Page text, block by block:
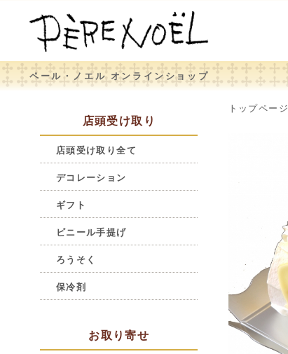
ペール・ノエル オンラインショップ
店頭受け取り
店頭受け取り全て
デコレーション
ギフト
ビニール手提げ
ろうそく
保冷剤
お取り寄せ
トップページ